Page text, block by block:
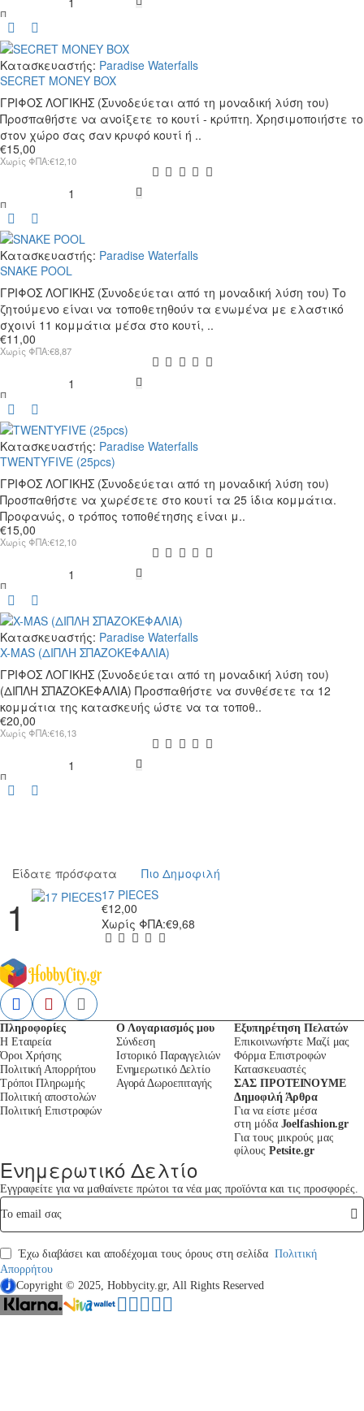
SECRET
BOX
no.2
Κατασκευαστής: Paradise Waterfalls
SECRET MONEY BOX
ΓΡΙΦΟΣ ΛΟΓΙΚΗΣ (Συνοδεύεται από τη μοναδική λύση του)
Προσπαθήστε να ανοίξετε το κουτί - κρύπτη. Χρησιμοποιήστε το
στον χώρο σας σαν κρυφό κουτί ή ..
€15,00
Χωρίς ΦΠΑ:€12,10
SECRET
MONEY
BOX
Κατασκευαστής: Paradise Waterfalls
SNAKE POOL
ΓΡΙΦΟΣ ΛΟΓΙΚΗΣ (Συνοδεύεται από τη μοναδική λύση του) Το
ζητούμενο είναι να τοποθετηθούν τα ενωμένα με ελαστικό
σχοινί 11 κομμάτια μέσα στο κουτί, ..
€11,00
Χωρίς ΦΠΑ:€8,87
SNAKE
POOL
Κατασκευαστής: Paradise Waterfalls
TWENTYFIVE (25pcs)
ΓΡΙΦΟΣ ΛΟΓΙΚΗΣ (Συνοδεύεται από τη μοναδική λύση του)
Προσπαθήστε να χωρέσετε στο κουτί τα 25 ίδια κομμάτια.
Προφανώς, ο τρόπος τοποθέτησης είναι μ..
€15,00
Χωρίς ΦΠΑ:€12,10
TWENTYFIVE
(25pcs)
Κατασκευαστής: Paradise Waterfalls
X-MAS (ΔΙΠΛΗ ΣΠΑΖΟΚΕΦΑΛΙΑ)
ΓΡΙΦΟΣ ΛΟΓΙΚΗΣ (Συνοδεύεται από τη μοναδική λύση του)
(ΔΙΠΛΗ ΣΠΑΖΟΚΕΦΑΛΙΑ) Προσπαθήστε να συνθέσετε τα 12
κομμάτια της κατασκευής ώστε να τα τοποθ..
€20,00
Χωρίς ΦΠΑ:€16,13
X-
MAS
Είδατε πρόσφατα
Πιο Δημοφιλή
17 PIECES
€12,00
Χωρίς ΦΠΑ:€9,68
Πληροφορίες
Η Εταιρεία
Όροι Χρήσης
Πολιτική Απορρήτου
Τρόποι Πληρωμής
Πολιτική αποστολών
Πολιτική Επιστροφών
Ο Λογαριασμός μου
Σύνδεση
Ιστορικό Παραγγελιών
Ενημερωτικό Δελτίο
Αγορά Δωροεπιταγής
Εξυπηρέτηση Πελατών
Επικοινωνήστε Μαζί μας
Φόρμα Επιστροφών
Κατασκευαστές
ΣΑΣ ΠΡΟΤΕΊΝΟΥΜΕ
Δημοφιλή Άρθρα
Για να είστε μέσα
στη μόδα Joelfashion.gr
Για τους μικρούς μας
φίλους Petsite.gr
Ενημερωτικό Δελτίο
Εγγραφείτε για να μαθαίνετε πρώτοι τα νέα μας προϊόντα και τις προσφορές.
To
email
σας
Έχω διαβάσει και αποδέχομαι τους όρους στη σελίδα Πολιτική
Απορρήτου
Copyright © 2025, Hobbycity.gr, All Rights Reserved